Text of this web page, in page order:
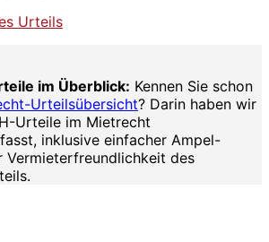
Urteils
im Überblick: Kennen Sie schon
Urteilsübersicht? Darin haben wir
Urteile im Mietrecht
inklusive einfacher Ampel-
Vermieterfreundlichkeit des